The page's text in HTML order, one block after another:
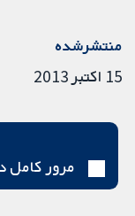
منتشرشده
15 اکتبر 2013
مرور کامل